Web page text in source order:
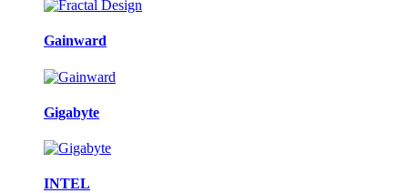
Gainward
Gigabyte
INTEL